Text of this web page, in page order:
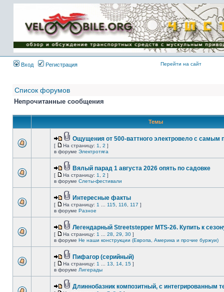
Имя пользователя:
Пароль:
{ LOG_ME_IN_SHORT
}
Вход
Регистрация Перейти на сайт
Список форумов
Непрочитанные сообщения
Темы
Ощущения от 500-ваттного электровело с самым
[ На страницу: 1 2 ]
в форуме Электротяга
Вялый парад 1 августа 2026 опять по садовке
[ На страницу: 1 2 ]
в форуме Слеты-фестивали
Интересные факты
[ На страницу: 1 115 116 117 ]
в форуме Разное
Легендарный Streetstepper MTS-26. Купить к
[ На страницу: 1 28 29 30 ]
в форуме Не наши конструкции (Европа, Америка и прочие буржуи)
Пифагор (серийный)
[ На страницу: 1 13 14 15 ]
в форуме Лигерады
Длиннобазник композитный, с интегрированным